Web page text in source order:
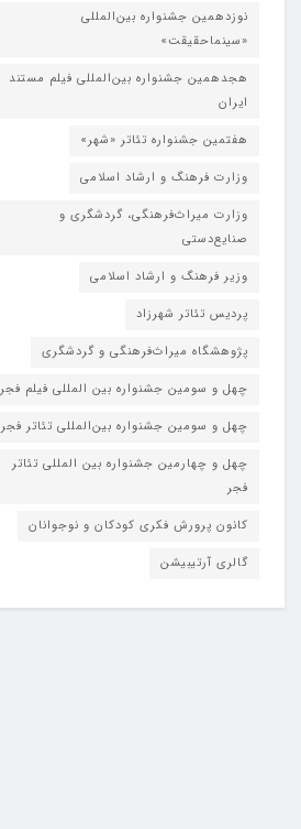
نوزدهمین جشنواره بین‌المللی
«سینماحقیقت»
هجدهمین جشنواره بین‌المللی فیلم مستند
ایران
هفتمین جشنواره تئاتر «شهر»
وزارت فرهنگ و ارشاد اسلامی
وزارت میراث‌فرهنگی، گردشگری و
صنایع‌دستی
وزیر فرهنگ و ارشاد اسلامی
پردیس تئاتر شهرزاد
پژوهشگاه میراث‌فرهنگی و گردشگری
چهل و سومین جشنواره بین المللی فیلم فجر
چهل و سومین جشنواره بین‌المللی تئاتر فجر
چهل و چهارمین جشنواره بین المللی تئاتر
فجر
کانون پرورش فکری کودکان و نوجوانان
گالری آرتیبیشن